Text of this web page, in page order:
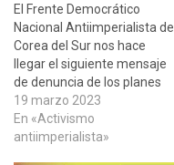
El Frente Democrático
Nacional Antiimperialista de
Corea del Sur nos hace
llegar el siguiente mensaje
de denuncia de los planes
estadounidenses de
inflamar la península
coreana con una nueva
19 marzo 2023
En «Activismo
antiimperialista»